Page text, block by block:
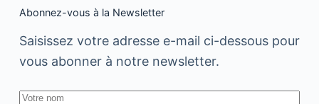
Abonnez-vous à la Newsletter
Saisissez votre adresse e-mail ci-dessous pour
vous abonner à notre newsletter.